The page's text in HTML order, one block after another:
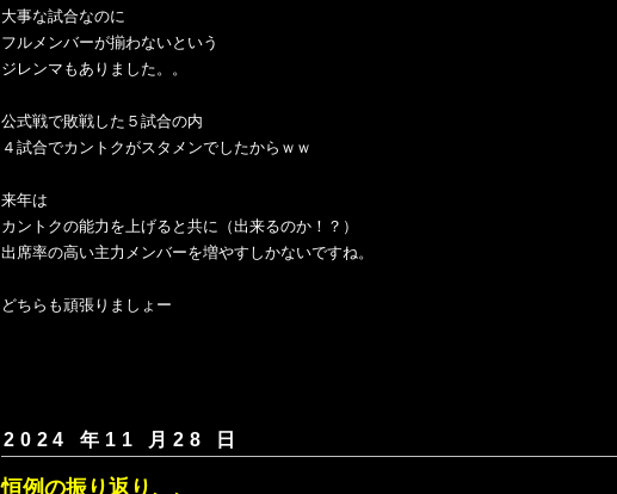
大事な試合なのに
フルメンバーが揃わないという
ジレンマもありました。。
公式戦で敗戦した５試合の内
４試合でカントクがスタメンでしたからｗｗ
来年は
カントクの能力を上げると共に（出来るのか！？）
出席率の高い主力メンバーを増やすしかないですね。
どちらも頑張りましょー
2024 年11 月28 日
恒例の振り返り、、